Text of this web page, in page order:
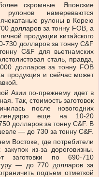
скромные. Японские
рулонов намереваются
рулоны в Корею
долларов за тонну FOB, а
продукции китайского
730 долларов за тонну C&F
C&F для вьетнамских
сталь, правда,
долларов за тонну FOB
продукция и сейчас может
Азии по-прежнему идет в
Так, стоимость заготовок
после новогодних
еще на 10-20
долларов за тонну C&F. В
— до 730 за тонну C&F.
Востоке, где потребители
из-за дороговизны.
заготовки по 690-710
— до 770 долларов за
подъем отметкой